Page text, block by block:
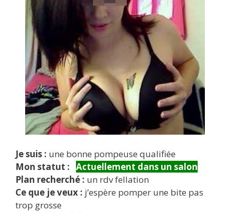
Je suis : une bonne pompeuse qualifiée
Mon statut : Actuellement dans un salon
Plan recherché : un rdv fellation
Ce que je veux : j’espère pomper une bite pas
trop grosse